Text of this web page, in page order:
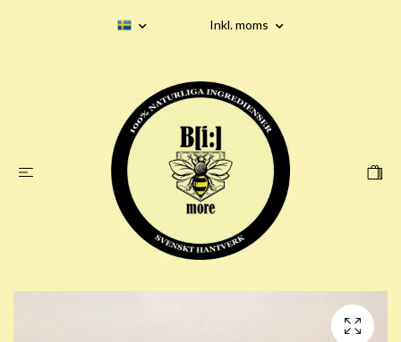
Inkl. moms